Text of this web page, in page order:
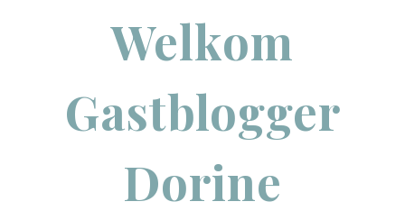
Welkom
Gastblogger
Dorine